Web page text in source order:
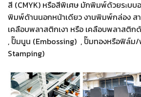
สี (CMYK) หรือสีพิเศษ มักพิมพ์ด้วยระบบ
พิมพ์ด้านนอกหน้าเดียว งานพิมพ์กล่อง สา
เคลือบพลาสติกเงา หรือ เคลือบพลาสติก
, ปั๊มนูน (Embossing) , ปั๊มทองหรือฟิล์
Stamping)